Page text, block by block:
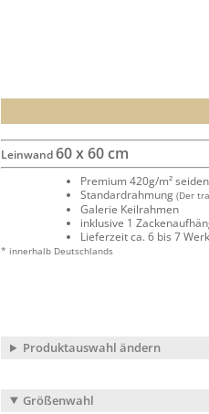
Leinwand60 x 60 cm
Premium 420g/m²
Standardrahmung (Der
Galerie Keilrahmen
inklusive 1
Lieferzeit ca. 6 bis 7
* innerhalb Deutschlands
Produktauswahl ändern
Größenwahl